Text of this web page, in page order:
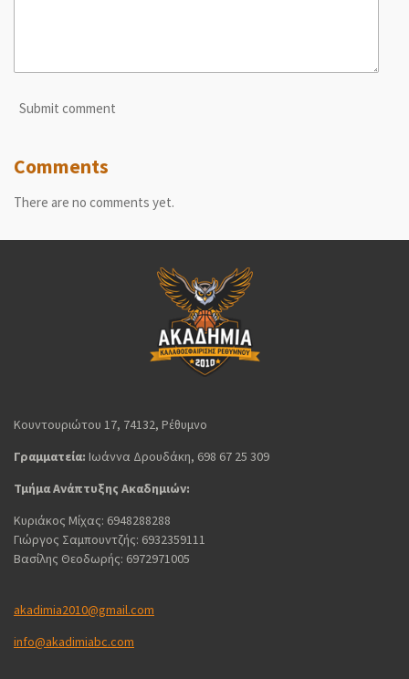
Submit comment
Comments
There are no comments yet.
Κουντουριώτου 17, 74132, Ρέθυμνο
Γραμματεία: Ιωάννα Δρουδάκη, 698 67 25 309
Τμήμα Ανάπτυξης Ακαδημιών:
Κυριάκος Μίχας: 6948288288
Γιώργος Σαμπουντζής: 6932359111
Βασίλης Θεοδωρής: 6972971005
akadimia2010@gmail.com
info@akadimiabc.com